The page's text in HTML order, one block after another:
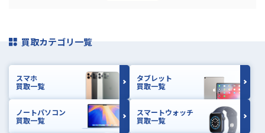
買取カテゴリ一覧
スマホ
買取一覧
タブレット
買取一覧
ノートパソコン
買取一覧
スマートウォッチ
買取一覧